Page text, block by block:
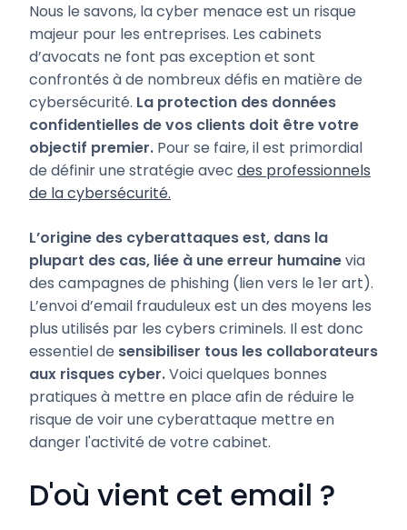
Nous le savons, la cyber menace est un risque
majeur pour les entreprises. Les cabinets
d’avocats ne font pas exception et sont
confrontés à de nombreux défis en matière de
cybersécurité. La protection des données
confidentielles de vos clients doit être votre
objectif premier. Pour se faire, il est primordial
de définir une stratégie avec des professionnels
de la cybersécurité.
L’origine des cyberattaques est, dans la
plupart des cas, liée à une erreur humainevia
des campagnes de phishing (lien vers le 1er art).
L’envoi d’email frauduleux est un des moyens les
plus utilisés par les cybers criminels. Il est donc
essentiel de sensibiliser tous les collaborateurs
aux risques cyber.Voici quelques bonnes
pratiques à mettre en place afin de réduire le
risque de voir une cyberattaque mettre en
danger l'activité de votre cabinet.
D'où vient cet email ?